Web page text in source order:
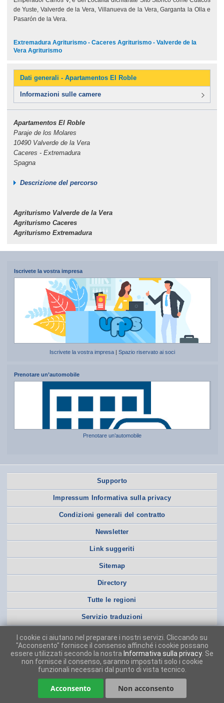
de Yuste, Valverde de la Vera, Villanueva de la Vera, Garganta la Olla e
Pasarón de la Vera.
Extremadura Agriturismo - Caceres Agriturismo - Valverde de la
Vera Agriturismo
Dati generali - Apartamentos El Roble
Informazioni sulle camere
Apartamentos El Roble
Paraje de los Molares
10490 Valverde de la Vera
Caceres - Extremadura
Spagna
Descrizione del percorso
Agriturismo Valverde de la Vera
Agriturismo Caceres
Agriturismo Extremadura
Iscrivete la vostra impresa
Iscrivete la vostra impresa |Spazio riservato ai soci
Prenotare un’automobile
Prenotare un’automobile
Supporto
Impressum Informativa sulla privacy
Condizioni generali del contratto
Newsletter
Link suggeriti
Sitemap
Directory
Tutte le regioni
Servizio traduzioni
I cookie ci aiutano nel preparare i nostri servizi. Cliccando su
"Acconsento" fornisce il consenso affinché i cookie possano
essere utilizzati secondo la nostra Informativa sulla privacy . Se
non fornisce il consenso, saranno impostati solo i cookie
funzionali necessari dal punto di vista tecnico.